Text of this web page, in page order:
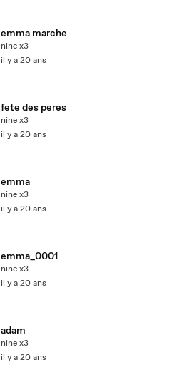
emma marche
nine x3
il y a 20 ans
fete des peres
nine x3
il y a 20 ans
emma
nine x3
il y a 20 ans
emma_0001
nine x3
il y a 20 ans
adam
nine x3
il y a 20 ans